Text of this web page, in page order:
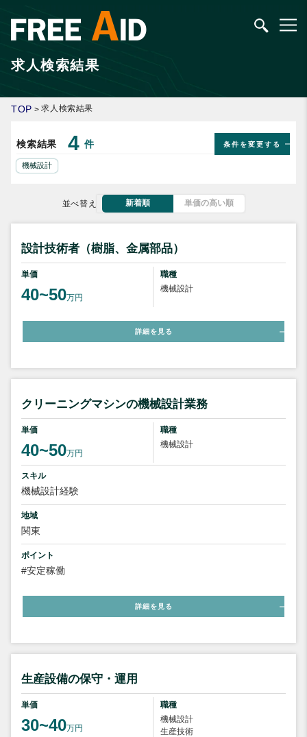
求人検索結果
TOP > 求人検索結果
検索結果 4 件
機械設計
条件を変更する
並べ替え 新着順 単価の高い順
設計技術者（樹脂、金属部品）
単価
40~50万円
職種
機械設計
詳細を見る
クリーニングマシンの機械設計業務
単価
40~50万円
職種
機械設計
スキル
機械設計経験
地域
関東
ポイント
#安定稼働
詳細を見る
生産設備の保守・運用
単価
30~40万円
職種
機械設計
生産技術